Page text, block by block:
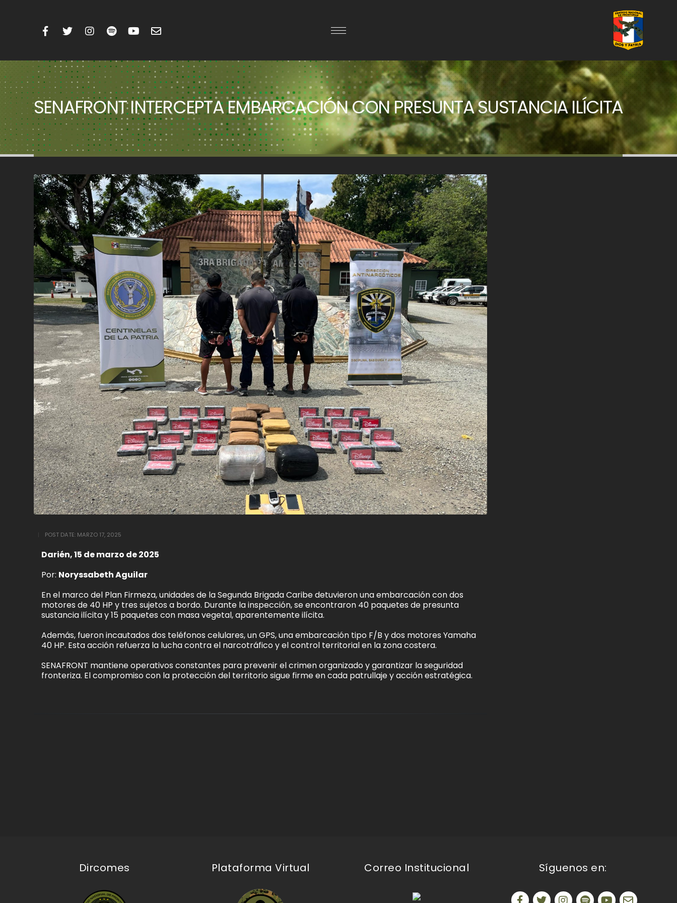
SENAFRONT INTERCEPTA EMBARCACIÓN CON PRESUNTA SUSTANCIA ILÍCITA
POST DATE: MARZO 17, 2025
Darién, 15 de marzo de 2025
Por: Noryssabeth Aguilar
En el marco del Plan Firmeza, unidades de la Segunda Brigada Caribe detuvieron una embarcación con dos
motores de 40 HP y tres sujetos a bordo. Durante la inspección, se encontraron 40 paquetes de presunta
sustancia ilícita y 15 paquetes con masa vegetal, aparentemente ilícita.
Además, fueron incautados dos teléfonos celulares, un GPS, una embarcación tipo F/B y dos motores Yamaha
40 HP. Esta acción refuerza la lucha contra el narcotráfico y el control territorial en la zona costera.
SENAFRONT mantiene operativos constantes para prevenir el crimen organizado y garantizar la seguridad
fronteriza. El compromiso con la protección del territorio sigue firme en cada patrullaje y acción estratégica.
Dircomes Plataforma Virtual Correo Institucional Síguenos en: